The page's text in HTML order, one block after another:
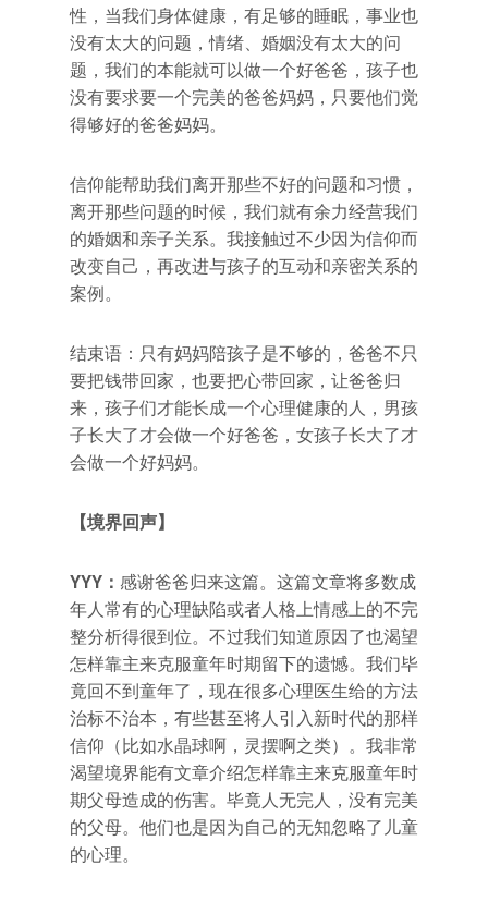
性，当我们身体健康，有足够的睡眠，事业也
没有太大的问题，情绪、婚姻没有太大的问
题，我们的本能就可以做一个好爸爸，孩子也
没有要求要一个完美的爸爸妈妈，只要他们觉
得够好的爸爸妈妈。
信仰能帮助我们离开那些不好的问题和习惯，
离开那些问题的时候，我们就有余力经营我们
的婚姻和亲子关系。我接触过不少因为信仰而
改变自己，再改进与孩子的互动和亲密关系的
案例。
结束语：只有妈妈陪孩子是不够的，爸爸不只
要把钱带回家，也要把心带回家，让爸爸归
来，孩子们才能长成一个心理健康的人，男孩
子长大了才会做一个好爸爸，女孩子长大了才
会做一个好妈妈。
【境界回声】
YYY： 感谢爸爸归来这篇。这篇文章将多数成
年人常有的心理缺陷或者人格上情感上的不完
整分析得很到位。不过我们知道原因了也渴望
怎样靠主来克服童年时期留下的遗憾。我们毕
竟回不到童年了，现在很多心理医生给的方法
治标不治本，有些甚至将人引入新时代的那样
信仰（比如水晶球啊，灵摆啊之类）。我非常
渴望境界能有文章介绍怎样靠主来克服童年时
期父母造成的伤害。毕竟人无完人，没有完美
的父母。他们也是因为自己的无知忽略了儿童
的心理。